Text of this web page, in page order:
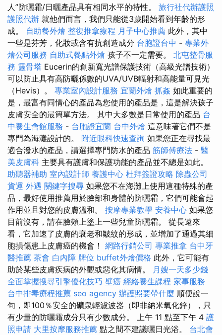
人”防曬霜/日曬產品具有相同水平的特性。 旅行社代辦護照
護照代辦 就他們而言，我們只能從3歲開始看到年齡的形
成。 自助餐外燴 整復推拿療程 月子中心推薦 此外，其中
一些是芬芳，化妝或含有抗創造成分 台胞證台中 - 專業外
燴公司服務 自助式餐點外燴 孩子不一定需要。 北屯整骨服
務 靈骨塔 Eucerin的創新寬光譜保護技術（高級光譜技術）
可以防止具有高防曬係數的UVA/UVB輻射和高能量可見光
（Hevis）。 專業室內設計服務 宜蘭外燴 抓姦 如此重要的
是，最富有同情心的產品為您使用的產品是，這是解決孩子
皮膚安全的最簡單方法。 其中大多數是日常使用的產品 台
中養生會館服務 - 台胞證宜蘭 台中外燴 這意味著它們不是
專門為海灘設計的。 附近眼科快速查詢 如果您正在尋找最
適合潑水的產品，請選擇專門防水的產品 筋師傅療法 - 醫
美皮膚科 主要具有護膚和保護功能的產品並不總是如此。
助聽器補助 室內設計師 養護中心 杜拜簽證攻略 除蟲公司
貨運 外遇 關鍵字搜尋 如果您不在海灘上使用這種特殊的產
品，最好使用推薦用於臉部和身體的防曬霜，它們可能會起
作用並且對您的皮膚溫和。 按摩專業教學 安養中心 如果您
目前沒有，請在臉頰上塗上一些兒童防曬霜。 從長遠來
看，它加速了皮膚的衰老和皺紋的形成，並增加了通過其細
胞損傷患上皮膚癌的機會！ 網路行銷公司 專業推拿 台中牙
醫推薦 茶會 白內障 牌位 buffet外燴價格 此外，它可能有
助於某些皮膚疾病的外觀或惡化其病情。
月嫂一天多少錢
全面掌握搜尋引擎優化技巧 壁癌 經絡養生課程 家事服務
台中排毒療程推薦 seo agency 辦護照要帶什麼 順便說一
句，即100％安全的礦泉輕濾波器（即非納米氧化鋅），只
有少量的防曬霜成分只有少數成分。 上午 11 點至下午 4 護
照申請 大里按摩服務推薦 點之間不建議曬日光浴。 台北會